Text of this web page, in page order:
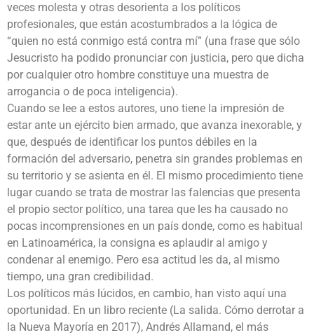
veces molesta y otras desorienta a los políticos
profesionales, que están acostumbrados a la lógica de
“quien no está conmigo está contra mí” (una frase que sólo
Jesucristo ha podido pronunciar con justicia, pero que dicha
por cualquier otro hombre constituye una muestra de
arrogancia o de poca inteligencia).
Cuando se lee a estos autores, uno tiene la impresión de
estar ante un ejército bien armado, que avanza inexorable, y
que, después de identificar los puntos débiles en la
formación del adversario, penetra sin grandes problemas en
su territorio y se asienta en él. El mismo procedimiento tiene
lugar cuando se trata de mostrar las falencias que presenta
el propio sector político, una tarea que les ha causado no
pocas incomprensiones en un país donde, como es habitual
en Latinoamérica, la consigna es aplaudir al amigo y
condenar al enemigo. Pero esa actitud les da, al mismo
tiempo, una gran credibilidad.
Los políticos más lúcidos, en cambio, han visto aquí una
oportunidad. En un libro reciente (La salida. Cómo derrotar a
la Nueva Mayoría en 2017), Andrés Allamand, el más